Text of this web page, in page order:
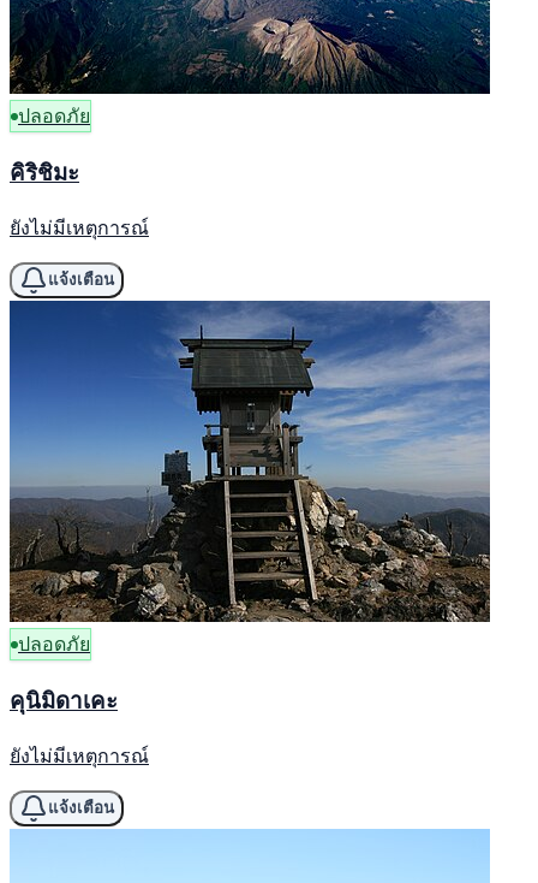
ปลอดภัย
คิริชิมะ
ยังไม่มีเหตุการณ์
แจ้งเตือน
ปลอดภัย
คุนิมิดาเคะ
ยังไม่มีเหตุการณ์
แจ้งเตือน